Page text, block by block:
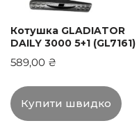
Котушка GLADIATOR
DAILY 3000 5+1 (GL7161)
589,00 ₴
Купити швидко